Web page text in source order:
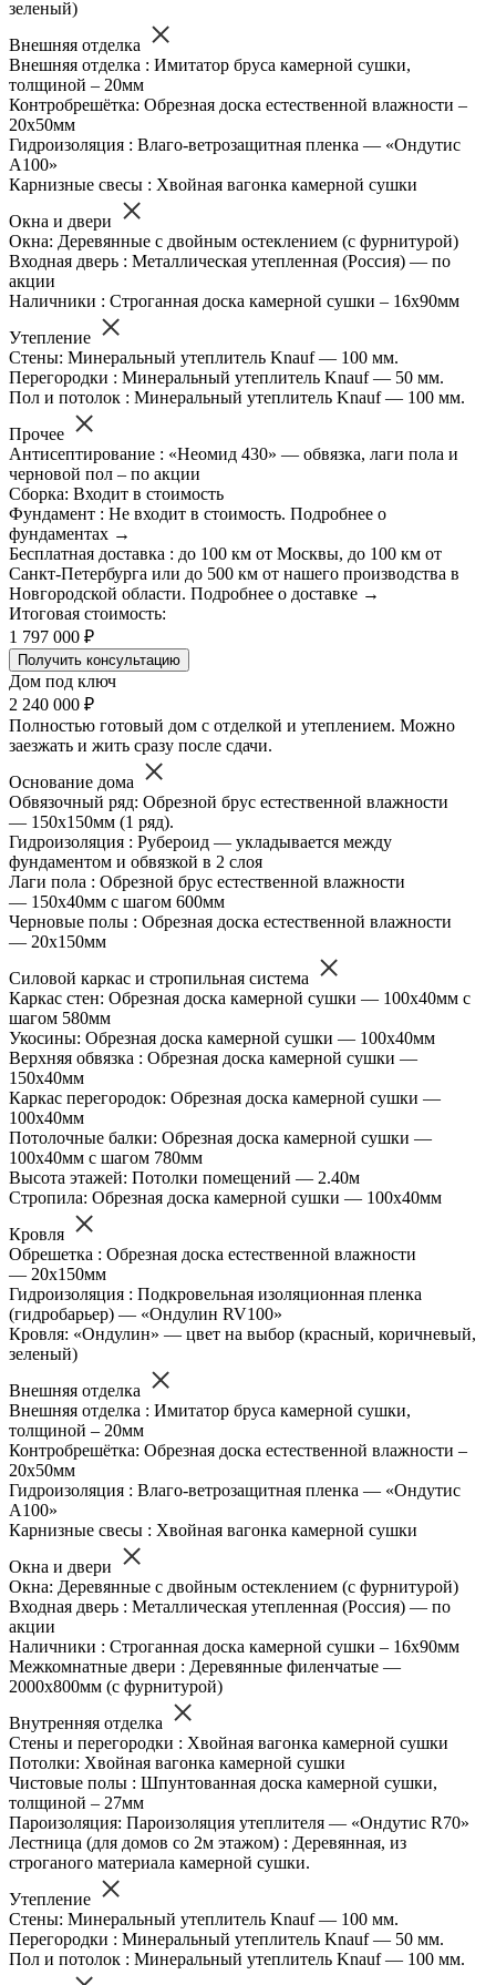
зеленый)
Внешняя отделка
Внешняя отделка : Имитатор бруса камерной сушки,
толщиной – 20мм
Контробрешётка: Обрезная доска естественной влажности –
20х50мм
Гидроизоляция : Влаго-ветрозащитная пленка — «Ондутис
А100»
Карнизные свесы : Хвойная вагонка камерной сушки
Окна и двери
Окна: Деревянные с двойным остеклением (с фурнитурой)
Входная дверь : Металлическая утепленная (Россия) — по
акции
Наличники : Строганная доска камерной сушки – 16х90мм
Утепление
Стены: Минеральный утеплитель Knauf — 100 мм.
Перегородки : Минеральный утеплитель Knauf — 50 мм.
Пол и потолок : Минеральный утеплитель Knauf — 100 мм.
Прочее
Антисептирование : «Неомид 430» — обвязка, лаги пола и
черновой пол – по акции
Сборка: Входит в стоимость
Фундамент : Не входит в стоимость. Подробнее о
фундаментах →
Бесплатная доставка : до 100 км от Москвы, до 100 км от
Санкт-Петербурга или до 500 км от нашего производства в
Новгородской области. Подробнее о доставке →
Итоговая стоимость:
1 797 000 ₽
Получить консультацию
Дом под ключ
2 240 000 ₽
Полностью готовый дом с отделкой и утеплением. Можно
заезжать и жить сразу после сдачи.
Основание дома
Обвязочный ряд: Обрезной брус естественной влажности
— 150х150мм (1 ряд).
Гидроизоляция : Рубероид — укладывается между
фундаментом и обвязкой в 2 слоя
Лаги пола : Обрезной брус естественной влажности
— 150х40мм с шагом 600мм
Черновые полы : Обрезная доска естественной влажности
— 20х150мм
Силовой каркас и стропильная система
Каркас стен: Обрезная доска камерной сушки — 100х40мм с
шагом 580мм
Укосины: Обрезная доска камерной сушки — 100х40мм
Верхняя обвязка : Обрезная доска камерной сушки —
150х40мм
Каркас перегородок: Обрезная доска камерной сушки —
100х40мм
Потолочные балки: Обрезная доска камерной сушки —
100х40мм с шагом 780мм
Высота этажей: Потолки помещений — 2.40м
Стропила: Обрезная доска камерной сушки — 100х40мм
Кровля
Обрешетка : Обрезная доска естественной влажности
— 20х150мм
Гидроизоляция : Подкровельная изоляционная пленка
(гидробарьер) — «Ондулин RV100»
Кровля: «Ондулин» — цвет на выбор (красный, коричневый,
зеленый)
Внешняя отделка
Внешняя отделка : Имитатор бруса камерной сушки,
толщиной – 20мм
Контробрешётка: Обрезная доска естественной влажности –
20х50мм
Гидроизоляция : Влаго-ветрозащитная пленка — «Ондутис
А100»
Карнизные свесы : Хвойная вагонка камерной сушки
Окна и двери
Окна: Деревянные с двойным остеклением (с фурнитурой)
Входная дверь : Металлическая утепленная (Россия) — по
акции
Наличники : Строганная доска камерной сушки – 16х90мм
Межкомнатные двери : Деревянные филенчатые —
2000х800мм (с фурнитурой)
Внутренняя отделка
Стены и перегородки : Хвойная вагонка камерной сушки
Потолки: Хвойная вагонка камерной сушки
Чистовые полы : Шпунтованная доска камерной сушки,
толщиной – 27мм
Пароизоляция: Пароизоляция утеплителя — «Ондутис R70»
Лестница (для домов со 2м этажом) : Деревянная, из
строганого материала камерной сушки.
Утепление
Стены: Минеральный утеплитель Knauf — 100 мм.
Перегородки : Минеральный утеплитель Knauf — 50 мм.
Пол и потолок : Минеральный утеплитель Knauf — 100 мм.